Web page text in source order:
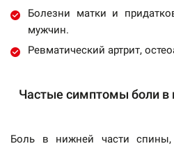
Болезни матки и
мужчин.
Ревматический артрит,
Частые симптомы боли в
Боль в нижней части